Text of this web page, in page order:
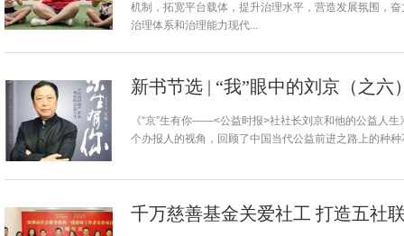
机制，拓宽平台载体，提升治理水平，营造发展氛围，
治理体系和治理能力现代...
新书节选 | “我”眼中的刘京（之
《“京”生有你——<公益时报>社社长刘京和他的公益人
个办报人的视角，回顾了中国当代公益前进之路上的种
千万慈善基金关爱社工 打造五社